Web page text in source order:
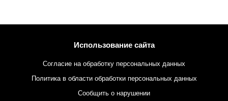
Использование сайта
Согласие на обработку персональных данных
Политика в области обработки персональных данных
Сообщить о нарушении